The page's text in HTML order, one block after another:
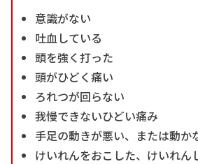
意識がない
吐血している
頭を強く打った
頭がひどく痛い
ろれつが回らない
我慢できないひどい痛み
手足の動きが悪い、または動か
けいれんをおこした、けいれん